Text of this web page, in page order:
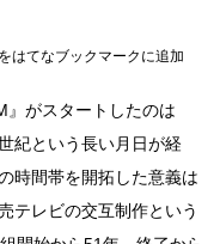
』がスタートしたのは
紀という長い月日が経
時間帯を開拓した意義は
テレビの交互制作という